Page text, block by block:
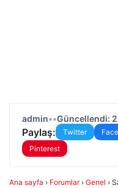
admin••Güncellendi:
Paylaş: Twitter
Pinterest
Ana sayfa › Forumlar › Genel ›